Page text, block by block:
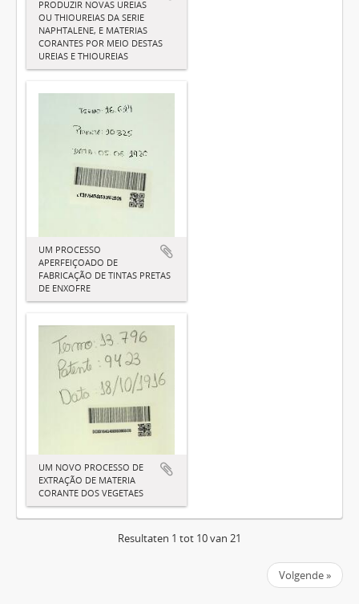
PRODUZIR NOVAS UREIAS
OU THIOUREIAS DA SERIE
NAPHTALENE, E MATERIAS
CORANTES POR MEIO DESTAS
UREIAS E THIOUREIAS
UM PROCESSO
APERFEIÇOADO DE
FABRICAÇÃO DE TINTAS PRETAS
DE ENXOFRE
UM NOVO PROCESSO DE
EXTRAÇÃO DE MATERIA
CORANTE DOS VEGETAES
Resultaten 1 tot 10 van 21
Volgende »